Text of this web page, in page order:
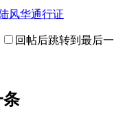
风华通行证
回帖后跳转到最后